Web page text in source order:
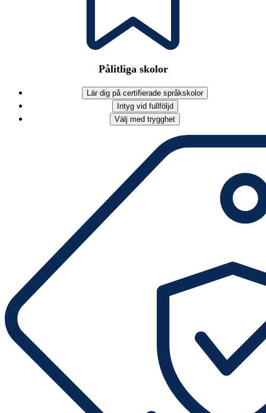
Pålitliga skolor
Lär dig på certifierade språkskolor
Intyg vid fullföljd
Välj med trygghet